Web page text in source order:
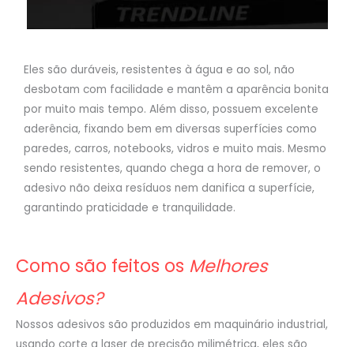
Eles são duráveis, resistentes à água e ao sol, não
desbotam com facilidade e mantêm a aparência bonita
por muito mais tempo. Além disso, possuem excelente
aderência, fixando bem em diversas superfícies como
paredes, carros, notebooks, vidros e muito mais. Mesmo
sendo resistentes, quando chega a hora de remover, o
adesivo não deixa resíduos nem danifica a superfície,
garantindo praticidade e tranquilidade.
Como são feitos os Melhores
Adesivos?
Nossos adesivos são produzidos em maquinário industrial,